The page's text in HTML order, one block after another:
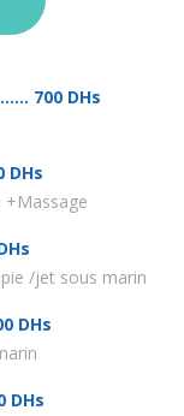
700 DHs
DHs
+Massage
/jet sous marin
DHs
DHs